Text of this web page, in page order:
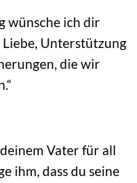
wünsche ich dir
Unterstützung
die wir
Vater für all
ihm, dass du seine